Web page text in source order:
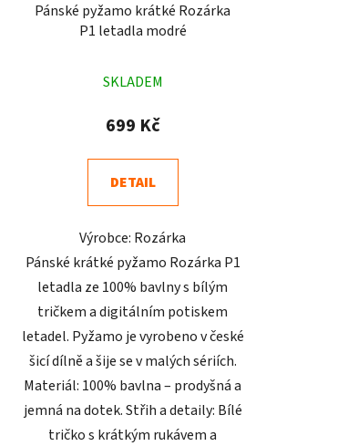
Pánské pyžamo krátké Rozárka
P1 letadla modré
hodnocení
produktu
4,7
z
hvězdiček.
SKLADEM
699 Kč
DETAIL
Výrobce: Rozárka
Pánské krátké pyžamo Rozárka P1
letadla ze 100% bavlny s bílým
tričkem a digitálním potiskem
letadel. Pyžamo je vyrobeno v české
šicí dílně a šije se v malých sériích.
Materiál: 100% bavlna – prodyšná a
jemná na dotek. Střih a detaily: Bílé
tričko s krátkým rukávem a